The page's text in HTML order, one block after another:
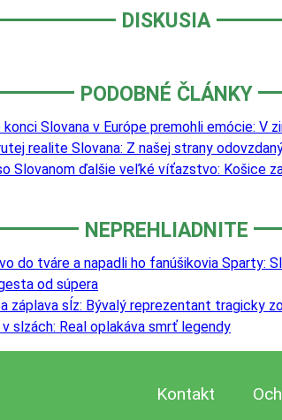
DISKUSIA
PODOBNÉ ČLÁNKY
konci Slovana v Európe premohli emócie: V
realite Slovana: Z našej strany
Slovanom ďalšie veľké víťazstvo: Košice
NEPREHLIADNITE
do tváre a napadli ho fanúšikovia Sparty:
od súpera
záplava sĺz: Bývalý reprezentant tragicky
slzách: Real oplakáva smrť legendy
Kontakt